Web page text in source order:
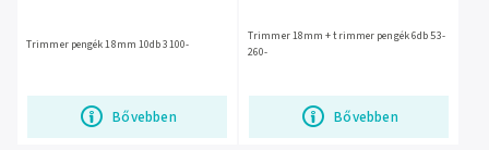
Bővebben
Trimmer pengék 18mm 10db 3100-
Bővebben
Trimmer 18mm + trimmer pengék 6db 53-
260-